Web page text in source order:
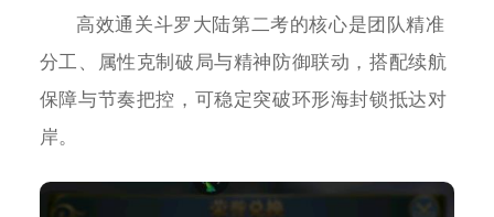
高效通关斗罗大陆第二考的核心是团队精准
分工、属性克制破局与精神防御联动，搭配续航
保障与节奏把控，可稳定突破环形海封锁抵达对
岸。